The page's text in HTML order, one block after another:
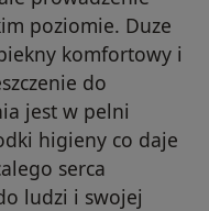
poziomie. Duze
komfortowy i
do
jest w pelni
higieny co daje
serca
ludzi i swojej